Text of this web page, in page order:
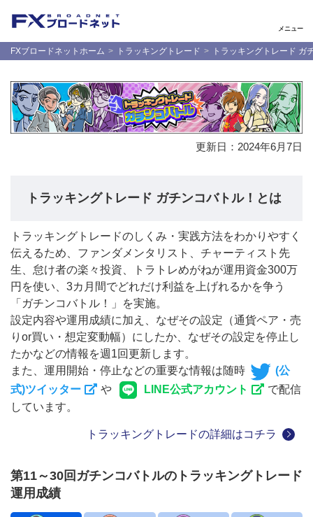
メニュー
FXブロードネットホーム トラッキングトレード トラッキングトレード ガ
更新日： 2024年6月7日
トラッキングトレード ガチンコバトル！とは
トラッキングトレードのしくみ・実践方法をわかりやすく
伝えるため、ファンダメンタリスト、チャーティスト先
生、怠け者の楽々投資、トラトレめがねが運用資金300万
円を使い、3カ月間でどれだけ利益を上げれるかを争う
「ガチンコバトル！」を実施。
設定内容や運用成績に加え、なぜその設定（通貨ペア・売
りor買い・想定変動幅）にしたか、なぜその設定を停止し
たかなどの情報を週1回更新します。
また、運用開始・停止などの重要な情報は随時
(公
式)ツイッター
や LINE公式アカウント
で配信
しています。
トラッキングトレードの詳細はコチラ
第11～30回ガチンコバトルのトラッキングトレード
運用成績